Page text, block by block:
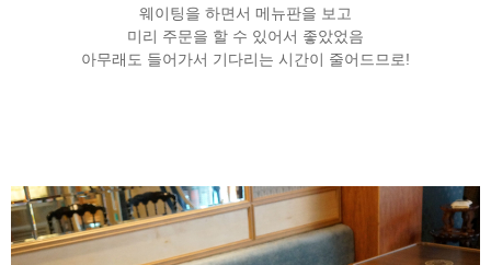
웨이팅을 하면서 메뉴판을 보고
미리 주문을 할 수 있어서 좋았었음
아무래도 들어가서 기다리는 시간이 줄어드므로!